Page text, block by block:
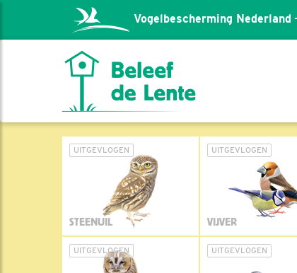
Vogelbescherming Nederland
UITGEVLOGEN
STEENUIL
UITGEVLOGEN
VIJVER
UITGEVLOGEN UITGEVLOGEN